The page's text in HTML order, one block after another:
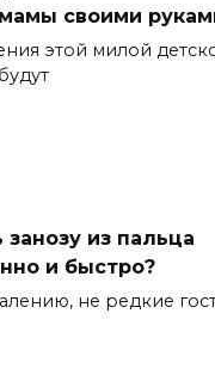
своими
этой милой
занозу из пальца
и быстро?
не редкие